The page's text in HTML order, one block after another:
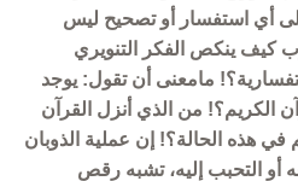
أي استفسار أو تصحيح ليس
كيف ينكص الفكر التنويري
مامعنى أن تقول: يوجد
الكريم؟! من الذي أنزل القرآن
هذه الحالة؟! إن عملية الذوبان
أو التحبب إليه، تشبه رقص